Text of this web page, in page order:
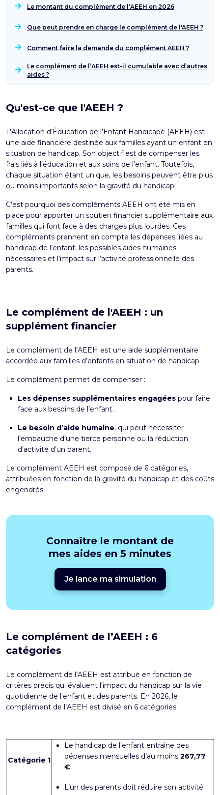
Le montant du complément de l’AEEH en 2026
Que peut prendre en charge le complément de l'AEEH ?
Comment faire la demande du complément AEEH ?
Le complément de l’AEEH est-il cumulable avec d’autres
aides ?
Qu'est-ce que l'AEEH ?
L’Allocation d’Éducation de l’Enfant Handicapé (AEEH) est
une aide financière destinée aux familles ayant un enfant en
situation de handicap. Son objectif est de compenser les
frais liés à l’éducation et aux soins de l’enfant. Toutefois,
chaque situation étant unique, les besoins peuvent être plus
ou moins importants selon la gravité du handicap.
C’est pourquoi des compléments AEEH ont été mis en
place pour apporter un soutien financier supplémentaire aux
familles qui font face à des charges plus lourdes. Ces
compléments prennent en compte les dépenses liées au
handicap de l’enfant, les possibles aides humaines
nécessaires et l’impact sur l’activité professionnelle des
parents.
Le complément de l'AEEH : un
supplément financier
Le complément de l’AEEH est une aide supplémentaire
accordée aux familles d’enfants en situation de handicap.
Le complément permet de compenser :
Les dépenses supplémentaires engagées pour faire
face aux besoins de l’enfant.
Le besoin d’aide humaine, qui peut nécessiter
l’embauche d’une tierce personne ou la réduction
d’activité d’un parent.
Le complément AEEH est composé de 6 catégories,
attribuées en fonction de la gravité du handicap et des coûts
engendrés.
Connaître le montant de
mes aides en 5 minutes
Je lance ma simulation
Le complément de l’AEEH : 6
catégories
Le complément de l’AEEH est attribué en fonction de
critères précis qui évaluent l'impact du handicap sur la vie
quotidienne de l'enfant et des parents. En 2026, le
complément de l’AEEH est divisé en 6 catégories.
Catégorie 1
Le handicap de l’enfant entraîne des
dépenses mensuelles d’au moins 267,77
€.
L’un des parents doit réduire son activité